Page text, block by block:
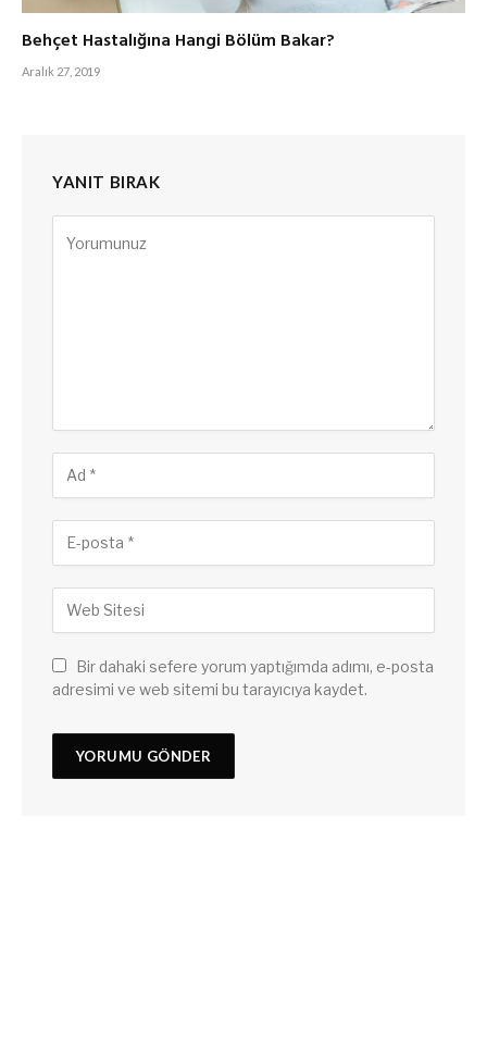
Behçet Hastalığına Hangi Bölüm Bakar?
Aralık 27, 2019
YANIT BIRAK
Bir dahaki sefere yorum yaptığımda adımı, e-posta
adresimi ve web sitemi bu tarayıcıya kaydet.